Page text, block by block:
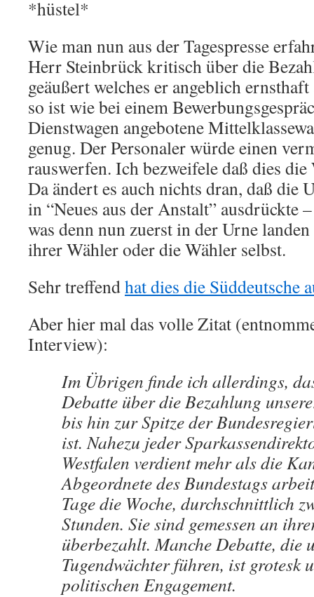
*hüstel*
Wie man nun aus der Tagespresse
Herr Steinbrück kritisch über die
geäußert welches er angeblich
so ist wie bei einem
Dienstwagen angebotene
genug. Der Personaler würde einen
rauswerfen. Ich bezweifele daß dies die
Da ändert es auch nichts dran, daß die
in “Neues aus der Anstalt” ausdrückte
was denn nun zuerst in der Urne
ihrer Wähler oder die Wähler selbst.
Sehr treffendhat dies die Süddeutsche
Aber hier mal das volle Zitat
Interview):
Im Übrigen finde ich allerdings,
Debatte über die Bezahlung
bis hin zur Spitze der
ist. Nahezu jeder
Westfalen verdient mehr als die
Abgeordnete des Bundestags
Tage die Woche, durchschnittlich
Stunden. Sie sind gemessen an
überbezahlt. Manche Debatte, die
Tugendwächter führen, ist grotesk
politischen Engagement.